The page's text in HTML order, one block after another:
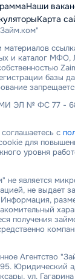
Наши
Карта
и каталог МФО,
базы
ЭЛ № ФС 77 -
с
для
уровня
является
не выдает
получения
Агентство
Юридический
ул.